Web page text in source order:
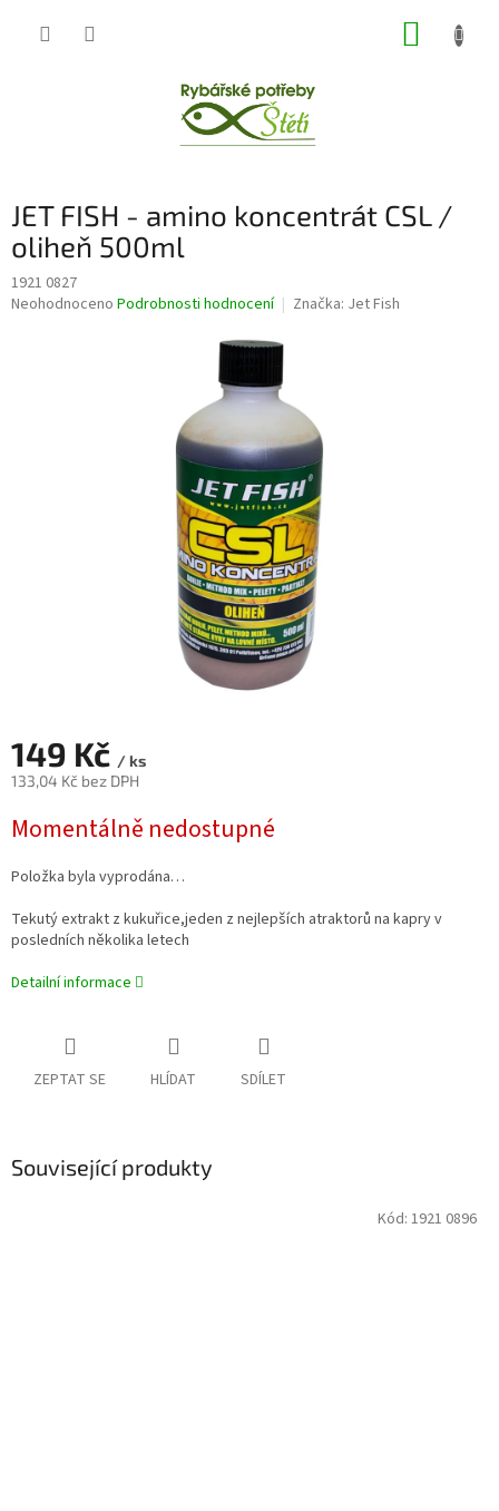
JET FISH - amino koncentrát CSL /
oliheň 500ml
1921 0827
Průměrné
Neohodnoceno Podrobnosti hodnocení Značka: Jet Fish
149 Kč / ks
133,04 Kč bez DPH
cena:
Momentálně nedostupné
Položka byla vyprodána…
Tekutý extrakt z kukuřice,jeden z nejlepších atraktorů na kapry v
posledních několika letech
Detailní informace
ZEPTAT SE HLÍDAT SDÍLET
Související produkty
Kód: 1921 0896